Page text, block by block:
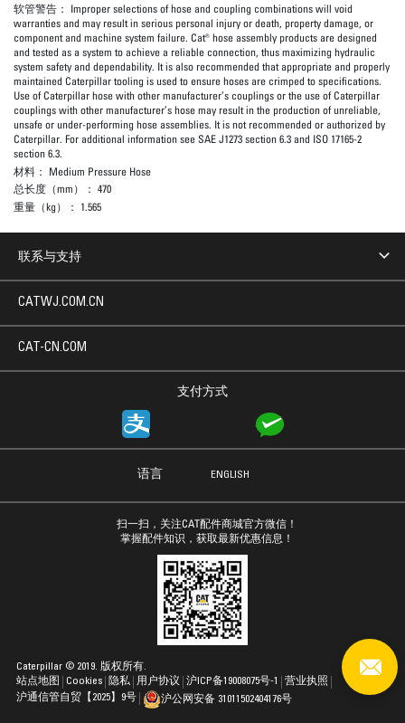
软管警告： Improper selections of hose and coupling combinations will void
warranties and may result in serious personal injury or death, property damage, or
component and machine system failure. Cat® hose assembly products are designed
and tested as a system to achieve a reliable connection, thus maximizing hydraulic
system safety and dependability. It is also recommended that appropriate and properly
maintained Caterpillar tooling is used to ensure hoses are crimped to specifications.
Use of Caterpillar hose with other manufacturer’s couplings or the use of Caterpillar
couplings with other manufacturer’s hose may result in the production of unreliable,
unsafe or under-performing hose assemblies. It is not recommended or authorized by
Caterpillar. For additional information see SAE J1273 section 6.3 and ISO 17165-2
section 6.3.
材料： Medium Pressure Hose
总长度（mm）： 470
重量（kg）： 1.565
联系与支持
支付方式
CATWJ.COM.CN
CAT-CN.COM
语言 ENGLISH
扫一扫，关注CAT配件商城官方微信！
掌握配件知识，获取最新优惠信息！
站点地图 Cookies 隐私 用户协议
Caterpillar © 2019. 版权所有.
沪ICP备19008075号-1
营业执照
沪通信管自贸【2025】9号
沪公网安备 31011502404176号